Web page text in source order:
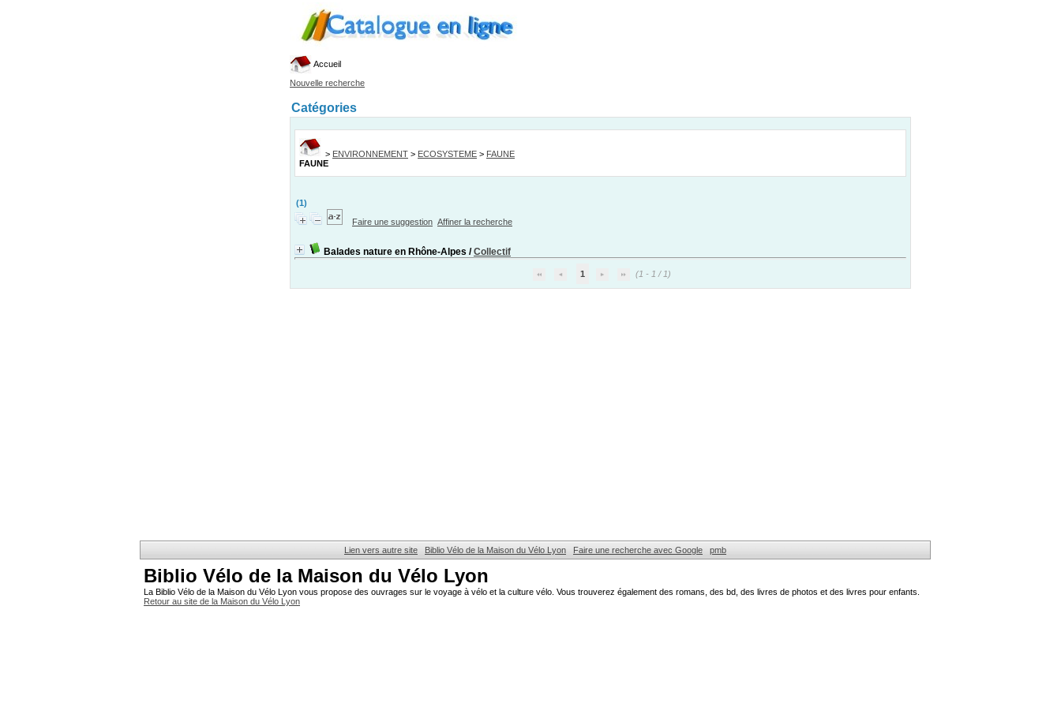
Accueil
Nouvelle recherche
Catégories
> ENVIRONNEMENT > ECOSYSTEME > FAUNE
FAUNE
(1)
Faire une suggestion Affiner la recherche
Balades nature en Rhône-Alpes /Collectif
1 (1 - 1 / 1)
Lien vers autre site Biblio Vélo de la Maison du Vélo Lyon Faire une recherche avec Google pmb
Biblio Vélo de la Maison du Vélo Lyon
La Biblio Vélo de la Maison du Vélo Lyon vous propose des ouvrages sur le voyage à vélo et la culture vélo. Vous trouverez également des romans, des bd, des livres de photos et des livres pour enfants.
Retour au site de la Maison du Vélo Lyon